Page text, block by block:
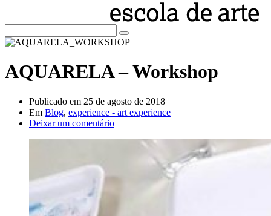
AQUARELA – Workshop
Publicado em 25 de agosto de 2018
Em Blog, experience - art experience
Deixar um comentário